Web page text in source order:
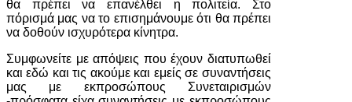
θα πρέπει να επανέλθει η πολιτεία. Στο
πόρισμά μας να το επισημάνουμε ότι θα πρέπει
να δοθούν ισχυρότερα κίνητρα.
Συμφωνείτε με απόψεις που έχουν διατυπωθεί
και εδώ και τις ακούμε και εμείς σε συναντήσεις
μας με εκπροσώπους Συνεταιρισμών